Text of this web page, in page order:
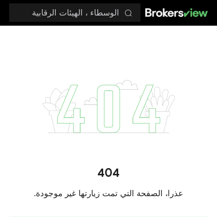
الوسطاء ، الهيئات الرقابية
404
عذرا، الصفحة التي تمت زيارتها غير موجودة.